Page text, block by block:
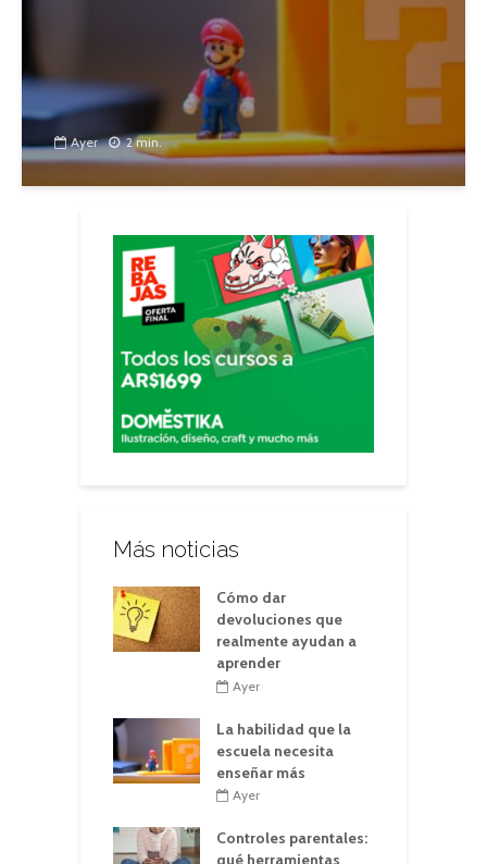
Ayer 2 min.
Más noticias
Cómo dar
devoluciones que
realmente ayudan a
aprender
Ayer
La habilidad que la
escuela necesita
enseñar más
Ayer
Controles parentales:
qué herramientas